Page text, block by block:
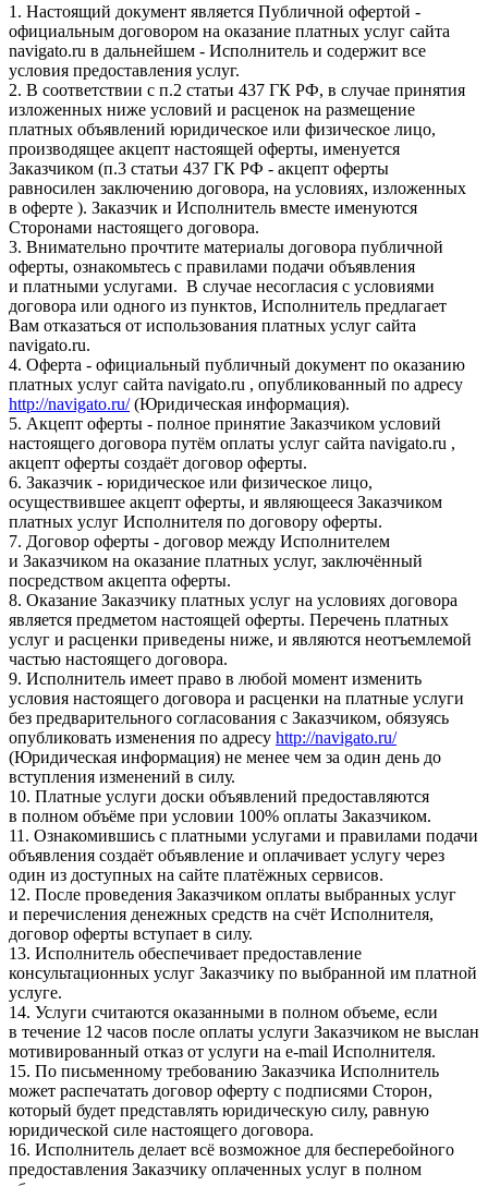
1. Настоящий документ является Публичной офертой -
официальным договором на оказание платных услуг сайта
navigato.ru в дальнейшем - Исполнитель и содержит все
условия предоставления услуг.
2. В соответствии с п.2 статьи 437 ГК РФ, в случае принятия
изложенных ниже условий и расценок на размещение
платных объявлений юридическое или физическое лицо,
производящее акцепт настоящей оферты, именуется
Заказчиком (п.3 статьи 437 ГК РФ - акцепт оферты
равносилен заключению договора, на условиях, изложенных
в оферте ). Заказчик и Исполнитель вместе именуются
Сторонами настоящего договора.
3. Внимательно прочтите материалы договора публичной
оферты, ознакомьтесь с правилами подачи объявления
и платными услугами. В случае несогласия с условиями
договора или одного из пунктов, Исполнитель предлагает
Вам отказаться от использования платных услуг сайта
navigato.ru.
4. Оферта - официальный публичный документ по оказанию
платных услуг сайта navigato.ru , опубликованный по адресу
http://navigato.ru/(Юридическая информация).
5. Акцепт оферты - полное принятие Заказчиком условий
настоящего договора путём оплаты услуг сайта navigato.ru ,
акцепт оферты создаёт договор оферты.
6. Заказчик - юридическое или физическое лицо,
осуществившее акцепт оферты, и являющееся Заказчиком
платных услуг Исполнителя по договору оферты.
7. Договор оферты - договор между Исполнителем
и Заказчиком на оказание платных услуг, заключённый
посредством акцепта оферты.
8. Оказание Заказчику платных услуг на условиях договора
является предметом настоящей оферты. Перечень платных
услуг и расценки приведены ниже, и являются неотъемлемой
частью настоящего договора.
9. Исполнитель имеет право в любой момент изменить
условия настоящего договора и расценки на платные услуги
без предварительного согласования с Заказчиком, обязуясь
опубликовать изменения по адресу http://navigato.ru/
(Юридическая информация) не менее чем за один день до
вступления изменений в силу.
10. Платные услуги доски объявлений предоставляются
в полном объёме при условии 100% оплаты Заказчиком.
11. Ознакомившись с платными услугами и правилами подачи
объявления создаёт объявление и оплачивает услугу через
один из доступных на сайте платёжных сервисов.
12. После проведения Заказчиком оплаты выбранных услуг
и перечисления денежных средств на счёт Исполнителя,
договор оферты вступает в силу.
13. Исполнитель обеспечивает предоставление
консультационных услуг Заказчику по выбранной им платной
услуге.
14. Услуги считаются оказанными в полном объеме, если
в течение 12 часов после оплаты услуги Заказчиком не выслан
мотивированный отказ от услуги на e-mail Исполнителя.
15. По письменному требованию Заказчика Исполнитель
может распечатать договор оферту с подписями Сторон,
который будет представлять юридическую силу, равную
юридической силе настоящего договора.
16. Исполнитель делает всё возможное для бесперебойного
предоставления Заказчику оплаченных услуг в полном